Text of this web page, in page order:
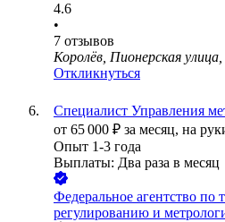
4.6
•
7 отзывов
Королёв, Пионерская улица,
Откликнуться
Специалист Управления
от 65 000 ₽ за месяц, на
Опыт 1-3 года
Выплаты: Два раза в месяц
Федеральное агентство по
регулированию и